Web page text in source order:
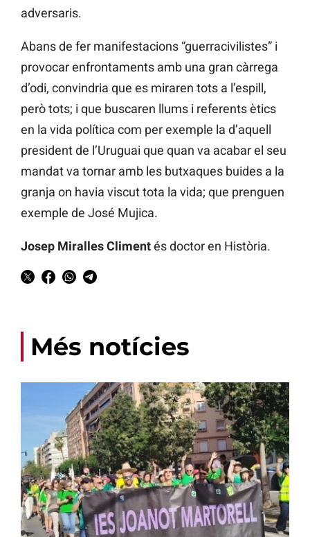
adversaris.
Abans de fer manifestacions “guerracivilistes” i
provocar enfrontaments amb una gran càrrega
d’odi, convindria que es miraren tots a l’espill,
però tots; i que buscaren llums i referents ètics
en la vida política com per exemple la d’aquell
president de l’Uruguai que quan va acabar el seu
mandat va tornar amb les butxaques buides a la
granja on havia viscut tota la vida; que prenguen
exemple de José Mujica.
Josep Miralles Climentés doctor en Història.
Més notícies